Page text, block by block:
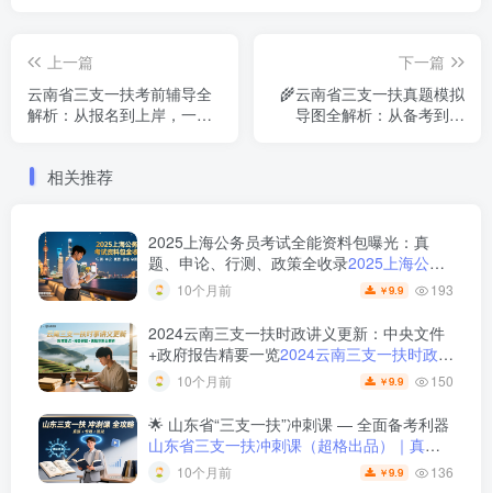
上一篇
云南省三支一扶考前辅导全
解析：从报名到上岸，一篇
下一篇
🌾云南省三支一扶真题模拟
导图全解析：从备考到上
相关推荐
2025上海公务员考试全能资料包曝光：真
题、申论、行测、政策全收录2025上海公务
员考试全能资料包｜含历年真题+行测申论解
析+市政热点合集｜教育学习网
10个月前 ￥9.9 193
2024云南三支一扶时政讲义更新：中央文件
+政府报告精要一览2024云南三支一扶时政讲
义更新｜中央文件重点解析与思维导图梳理
10个月前 ￥9.9 150
🌟 山东省“三支一扶”冲刺课 — 全面备考利器
山东省三支一扶冲刺课（超格出品）｜真题 +
专项 + 模拟全覆盖
10个月前 ￥9.9 136